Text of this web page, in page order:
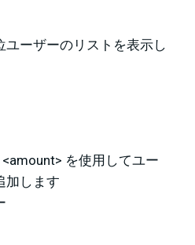
ユーザーのリストを表示し
を使用してユー
加します